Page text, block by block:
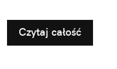
ruchowych. Ta
dłuższej perspektywie
na prawidłowy rozwój
Czytaj całość